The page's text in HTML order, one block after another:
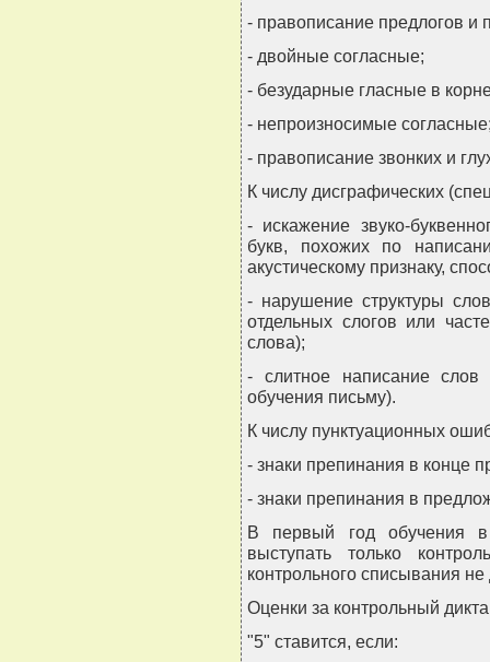
- правописание предлогов и
- двойные согласные;
- безударные гласные в
- непроизносимые
- правописание звонких и
К числу дисграфических
- искажение звуко-
букв, похожих по
акустическому признаку,
- нарушение структуры
отдельных слогов или
слова);
- слитное написание
обучения письму).
К числу пунктуационных
- знаки препинания в конце
- знаки препинания в
В первый год обучения в
выступать только
контрольного списывания
Оценки за контрольный
"5" ставится, если: